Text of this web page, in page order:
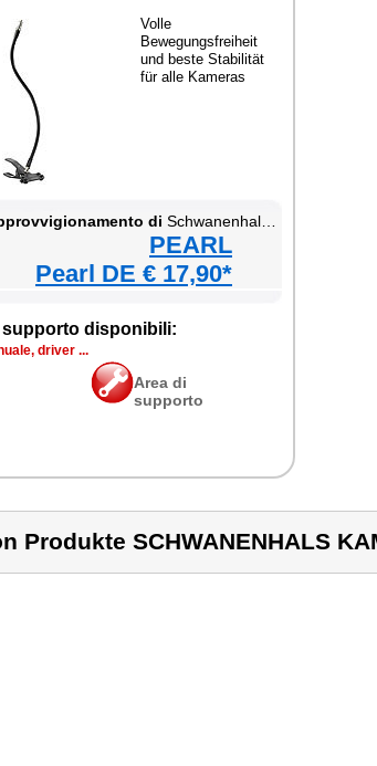
Volle
Bewegungsfreiheit
und beste Stabilität
für alle Kameras
di Schwanenhals Kamera Klemm Stativ
PEARL
Pearl DE € 17,90*
supporto disponibili:
driver ...
Area di
supporto
Produkte SCHWANENHALS